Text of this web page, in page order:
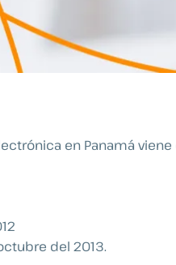
en Panamá
del 2013.